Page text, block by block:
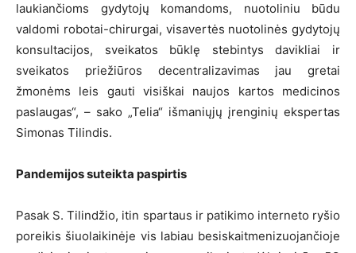
laukiančioms gydytojų komandoms, nuotoliniu būdu
valdomi robotai-chirurgai, visavertės nuotolinės gydytojų
konsultacijos, sveikatos būklę stebintys davikliai ir
sveikatos priežiūros decentralizavimas jau gretai
žmonėms leis gauti visiškai naujos kartos medicinos
paslaugas“, – sako „Telia“ išmaniųjų įrenginių ekspertas
Simonas Tilindis.
Pandemijos suteikta paspirtis
Pasak S. Tilindžio, itin spartaus ir patikimo interneto ryšio
poreikis šiuolaikinėje vis labiau besiskaitmenizuojančioje